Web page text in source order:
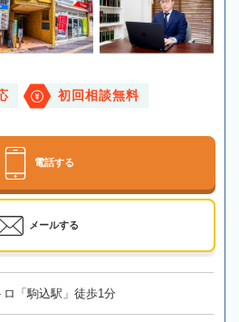
初回相談無料
電話する
メールする
「駒込駅」徒歩1分